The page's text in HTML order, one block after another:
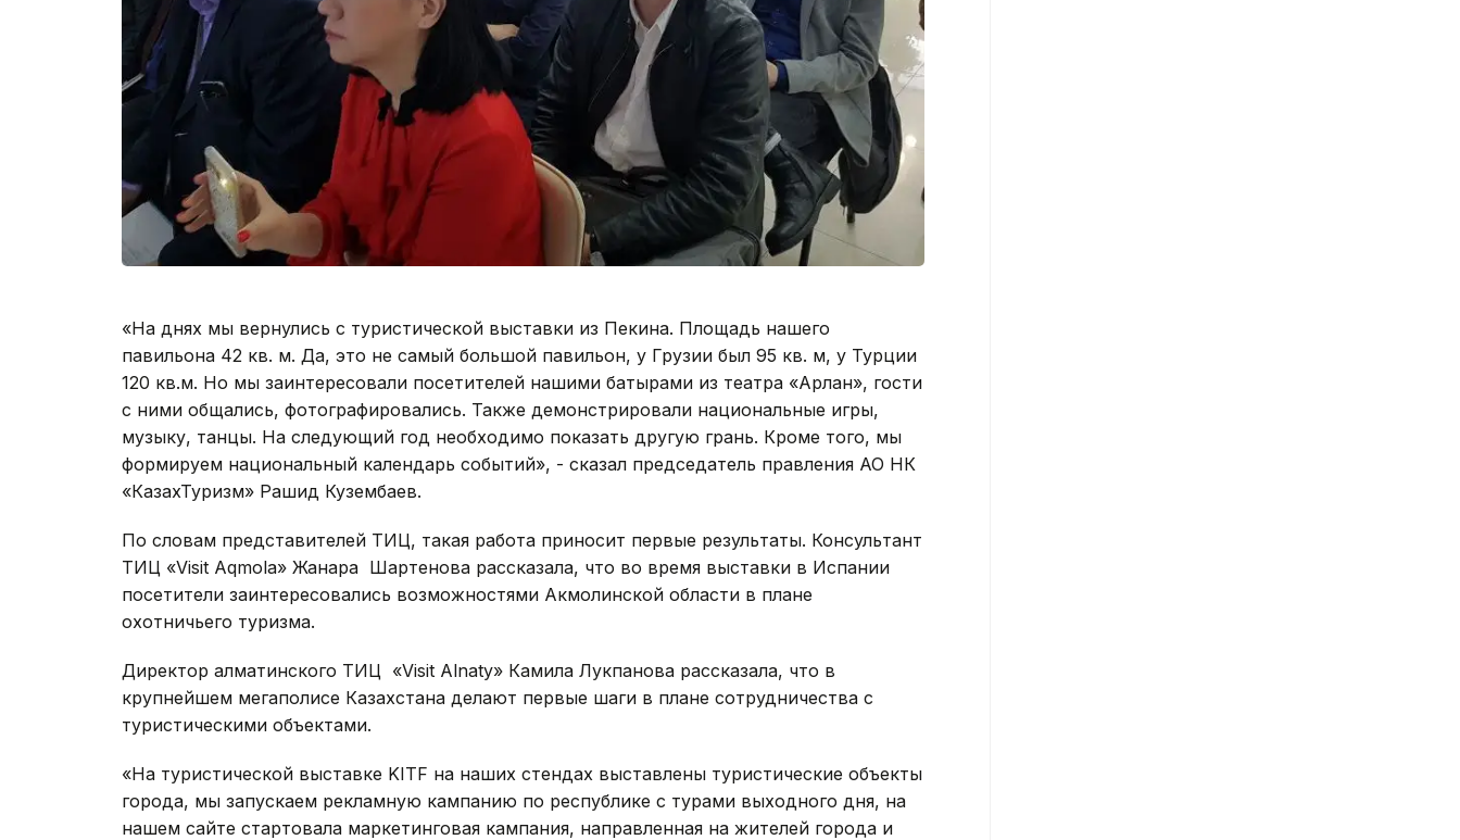
«На днях мы вернулись с туристической выставки из Пекина. Площадь нашего
павильона 42 кв. м. Да, это не самый большой павильон, у Грузии был 95 кв. м, у Турции
120 кв.м. Но мы заинтересовали посетителей нашими батырами из театра «Арлан», гости
с ними общались, фотографировались. Также демонстрировали национальные игры,
музыку, танцы. На следующий год необходимо показать другую грань. Кроме того, мы
формируем национальный календарь событий», - сказал председатель правления АО НК
«КазахТуризм» Рашид Кузембаев.
По словам представителей ТИЦ, такая работа приносит первые результаты. Консультант
ТИЦ «Visit Aqmola» Жанара Шартенова рассказала, что во время выставки в Испании
посетители заинтересовались возможностями Акмолинской области в плане
охотничьего туризма.
Директор алматинского ТИЦ «Visit Alnaty» Камила Лукпанова рассказала, что в
крупнейшем мегаполисе Казахстана делают первые шаги в плане сотрудничества с
туристическими объектами.
«На туристической выставке KITF на наших стендах выставлены туристические объекты
города, мы запускаем рекламную кампанию по республике с турами выходного дня, на
нашем сайте стартовала маркетинговая кампания, направленная на жителей города и